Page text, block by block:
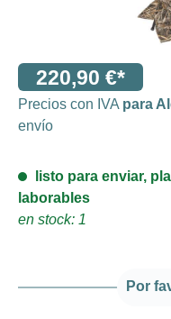
220,90 €*
Precios con IVA para
envío
listo para enviar,
laborables
en stock: 1
Por